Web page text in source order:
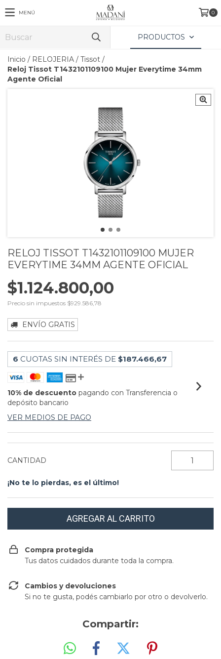
MENÚ 0
PRODUCTOS
Inicio / RELOJERIA / Tissot /
Reloj Tissot T1432101109100 Mujer Everytime 34mm
Agente Oficial
RELOJ TISSOT T1432101109100 MUJER
EVERYTIME 34MM AGENTE OFICIAL
$1.124.800,00
Precio sin impuestos $929.586,78
ENVÍO GRATIS
6 CUOTAS SIN INTERÉS DE $187.466,67
10% de descuento pagando con Transferencia o
depósito bancario
VER MEDIOS DE PAGO
CANTIDAD
¡No te lo pierdas, es el último!
Compra protegida
Tus datos cuidados durante toda la compra.
Cambios y devoluciones
Si no te gusta, podés cambiarlo por otro o devolverlo.
Compartir: